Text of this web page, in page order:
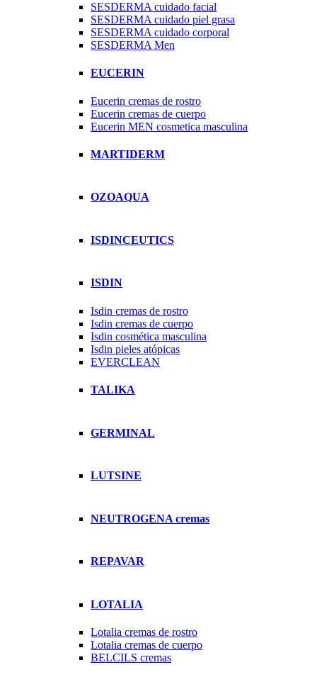
SESDERMA cuidado facial
SESDERMA cuidado piel grasa
SESDERMA cuidado corporal
SESDERMA Men
EUCERIN
Eucerin cremas de rostro
Eucerin cremas de cuerpo
Eucerin MEN cosmetica masculina
MARTIDERM
OZOAQUA
ISDINCEUTICS
ISDIN
Isdin cremas de rostro
Isdin cremas de cuerpo
Isdin cosmética masculina
Isdin pieles atópicas
EVERCLEAN
TALIKA
GERMINAL
LUTSINE
NEUTROGENA cremas
REPAVAR
LOTALIA
Lotalia cremas de rostro
Lotalia cremas de cuerpo
BELCILS cremas